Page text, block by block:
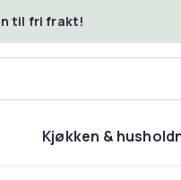
til fri frakt!
Kjøkken &